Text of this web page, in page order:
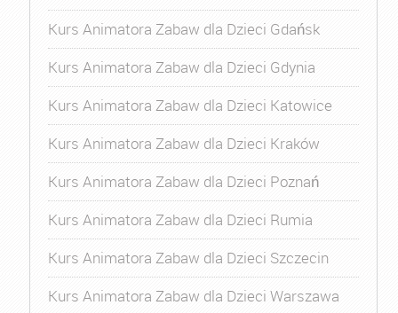
Kurs Animatora Zabaw dla Dzieci Gdańsk
Kurs Animatora Zabaw dla Dzieci Gdynia
Kurs Animatora Zabaw dla Dzieci Katowice
Kurs Animatora Zabaw dla Dzieci Kraków
Kurs Animatora Zabaw dla Dzieci Poznań
Kurs Animatora Zabaw dla Dzieci Rumia
Kurs Animatora Zabaw dla Dzieci Szczecin
Kurs Animatora Zabaw dla Dzieci Warszawa